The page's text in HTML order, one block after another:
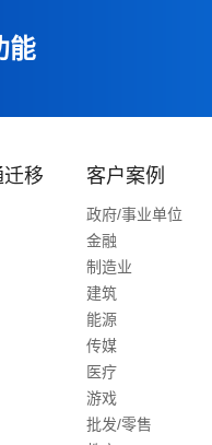
能
移 客户案例
政府/事业单位
金融
制造业
建筑
能源
传媒
医疗
游戏
批发/零售